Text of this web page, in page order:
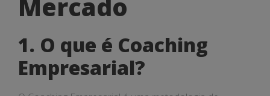
Se
Destacar
no
Mercado
Mercado
1. O que é Coaching
Empresarial?